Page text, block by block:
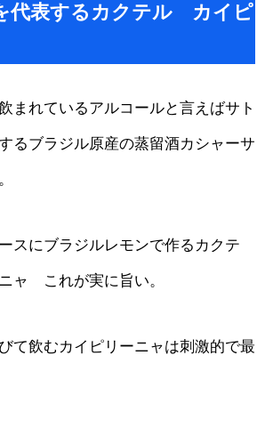
代表するカクテル カイピ
まれているアルコールと言えばサト
るブラジル原産の蒸留酒カシャーサ
スにブラジルレモンで作るカクテ
ャ これが実に旨い。
て飲むカイピリーニャは刺激的で最